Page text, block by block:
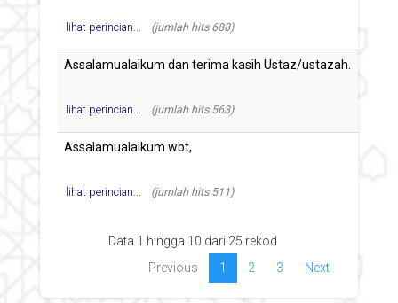
lihat perincian... (jumlah hits 688)
lihat perincian... (jumlah hits 563)
lihat perincian... (jumlah hits 511)
Data 1 hingga 10 dari 25 rekod
Previous
1 2 3 Next